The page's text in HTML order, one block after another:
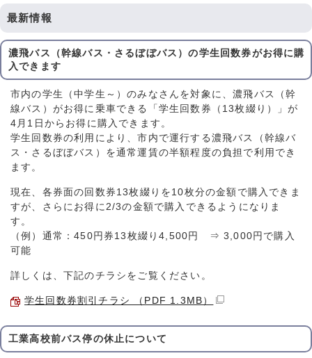
最新情報
濃飛バス（幹線バス・さるぼぼバス）の学生回数券がお得に購
入できます
市内の学生（中学生～）のみなさんを対象に、濃飛バス（幹
線バス）がお得に乗車できる「学生回数券（13枚綴り）」が
4月1日からお得に購入できます。
学生回数券の利用により、市内で運行する濃飛バス（幹線バ
ス・さるぼぼバス）を通常運賃の半額程度の負担で利用でき
ます。
現在、各券面の回数券13枚綴りを10枚分の金額で購入できま
すが、さらにお得に2/3の金額で購入できるようになりま
す。
（例）通常：450円券13枚綴り4,500円 ⇒ 3,000円で購入
可能
詳しくは、下記のチラシをご覧ください。
学生回数券割引チラシ （PDF 1.3MB）
工業高校前バス停の休止について